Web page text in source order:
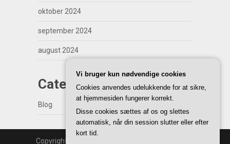
oktober 2024
september 2024
august 2024
Categories
Blog
Copyright | WordPress Theme by
Vi bruger kun nødvendige cookies
Cookies anvendes udelukkende for at sikre,
at hjemmesiden fungerer korrekt.
Disse cookies sættes af os og slettes
automatisk, når din session slutter eller efter
kort tid.